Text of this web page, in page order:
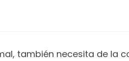
también necesita de la